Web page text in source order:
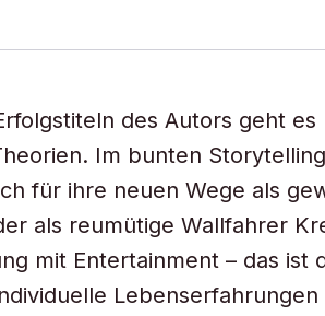
des Autors geht
Im bunten
für ihre neuen Wege als
als reumütige Wallfahrer
mit Entertainment – das ist